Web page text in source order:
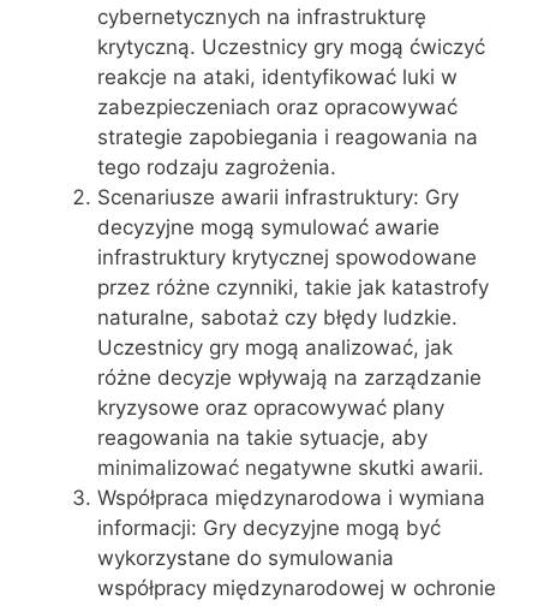
cybernetycznych na infrastrukturę
krytyczną. Uczestnicy gry mogą ćwiczyć
reakcje na ataki, identyfikować luki w
zabezpieczeniach oraz opracowywać
strategie zapobiegania i reagowania na
tego rodzaju zagrożenia.
Scenariusze awarii infrastruktury: Gry
decyzyjne mogą symulować awarie
infrastruktury krytycznej spowodowane
przez różne czynniki, takie jak katastrofy
naturalne, sabotaż czy błędy ludzkie.
Uczestnicy gry mogą analizować, jak
różne decyzje wpływają na zarządzanie
kryzysowe oraz opracowywać plany
reagowania na takie sytuacje, aby
minimalizować negatywne skutki awarii.
Współpraca międzynarodowa i wymiana
informacji: Gry decyzyjne mogą być
wykorzystane do symulowania
współpracy międzynarodowej w ochronie